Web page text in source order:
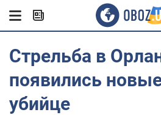
Стрельба в
появились
убийце